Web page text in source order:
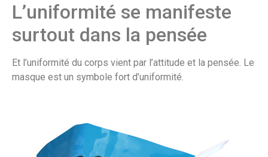
L’uniformité se manifeste
surtout dans la pensée
Et l’uniformité du corps vient par l’attitude et la pensée. Le
masque est un symbole fort d’uniformité.